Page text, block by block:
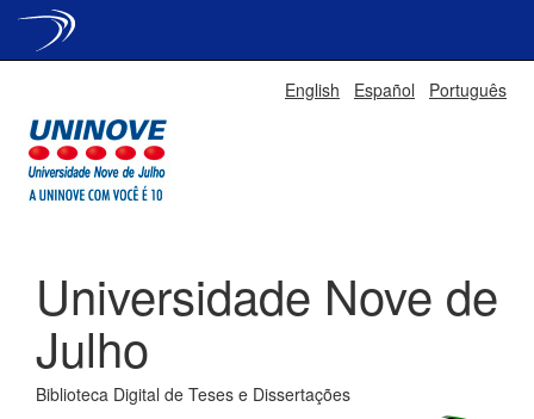
English Español Português
Universidade Nove de
Julho
Biblioteca Digital de Teses e Dissertações